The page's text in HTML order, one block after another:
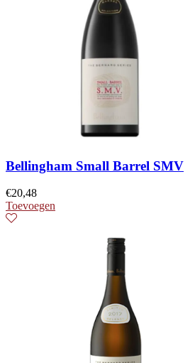
Bellingham Small Barrel SMV
€20,48
Toevoegen